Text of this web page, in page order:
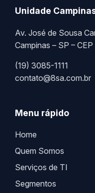
Unidade
Av. José de Sousa
Campinas – SP –
(19) 3085-1111
contato@8sa.com.br
Menu rápido
Home
Quem Somos
Serviços de TI
Segmentos